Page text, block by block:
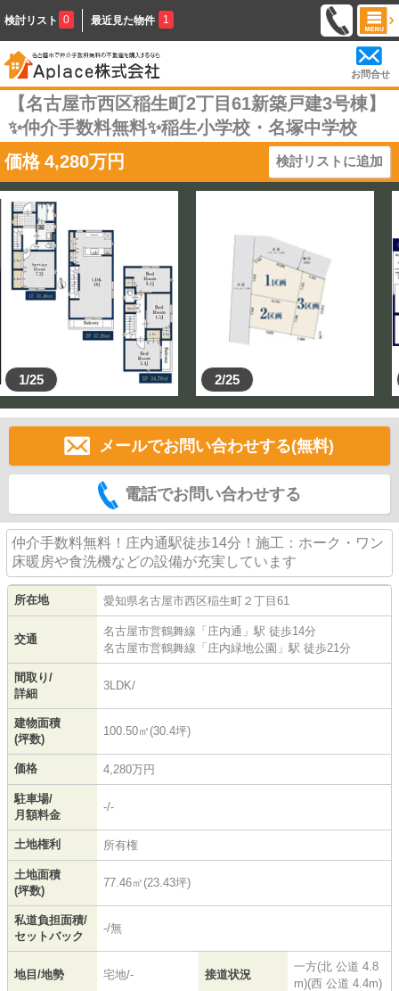
検討リスト 0 最近見た物件 1
お問合せ
【名古屋市西区稲生町2丁目61新築戸建3号棟】
✨️仲介手数料無料✨️稲生小学校・名塚中学校
価格 4,280万円 検討リストに追加
1/25 2/25
メールでお問い合わせする(無料)
電話でお問い合わせする
仲介手数料無料！庄内通駅徒歩14分！施工：ホーク・ワン
床暖房や食洗機などの設備が充実しています
所在地 愛知県名古屋市西区稲生町 ２丁目61
交通
名古屋市営鶴舞線 「 庄内通 」駅 徒歩14分
名古屋市営鶴舞線 「 庄内緑地公園 」駅 徒歩21分
間取り/
詳細
3LDK/
建物面積
(坪数)
100.50㎡(30.4坪)
価格 4,280万円
駐車場/
月額料金
-/-
土地権利 所有権
土地面積
(坪数)
77.46㎡(23.43坪)
私道負担面積/
セットバック
-/無
地目/地勢 宅地/- 接道状況
一方(北 公道 4.8
m)(西 公道 4.4m)